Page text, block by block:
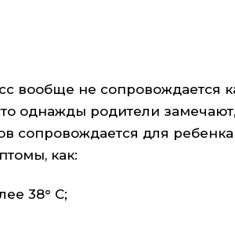
вообще не сопровождается
однажды родители
сопровождается для ребенка
как:
38° C;